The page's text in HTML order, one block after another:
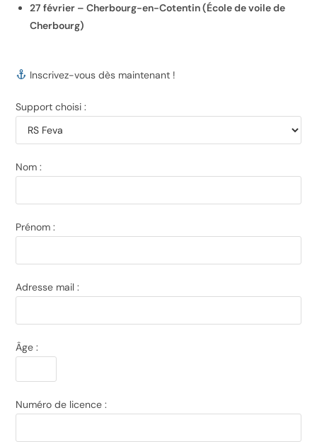
27 février – Cherbourg-en-Cotentin (École de voile de
Cherbourg)
Inscrivez-vous dès maintenant !
Support choisi :
Nom :
Prénom :
Adresse mail :
Âge :
Numéro de licence :